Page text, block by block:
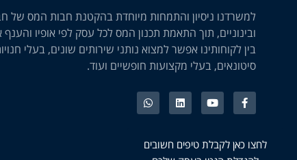
לחצו כאן לקבלת טיפים חשובים
למשרדנו ניסיון והתמחות מיוחדת בהקטנת חבות המס של
ובינוניים, תוך התאמת תכנון המס לכל עסק לפי אופיו והענף
בין לקוחותינו אפשר למצוא נותני שירותים שונים, בעלי
סיטונאים, בעלי מקצועות חופשיים ועוד.